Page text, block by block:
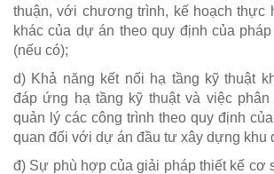
thuận, với chương trình, kế hoạch thực
khác của dự án theo quy định của
(nếu có);
d) Khả năng kết nối hạ tầng kỹ thuật
đáp ứng hạ tầng kỹ thuật và việc phân
quản lý các công trình theo quy định
quan đối với dự án đầu tư xây dựng khu
đ) Sự phù hợp của giải pháp thiết kế cơ